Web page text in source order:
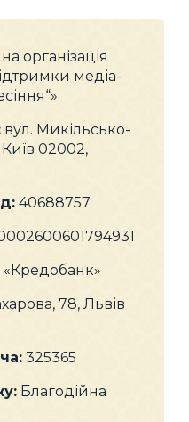
організація
медіа-
вул. Микільсько-
Київ 02002,
40688757
«Кредобанк»
78, Львів
325365
Благодійна